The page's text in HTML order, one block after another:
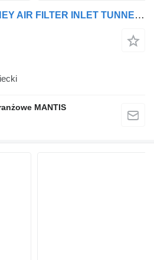
Mercedes-Benz CHIMNEY AIR FILTER INLET TUNNEL MERCEDES ACTROS air filter housing for truck tractor
MANTIS